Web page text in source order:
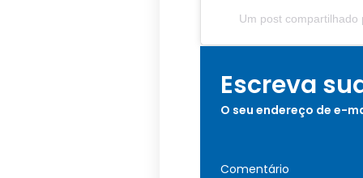
Um post
Escreva
O seu endereço de e-
Comentário